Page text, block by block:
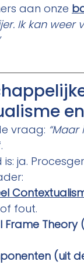
aan onze
Ik kan
en
vraag:
ja.
fout.
Frame Theory
(uit